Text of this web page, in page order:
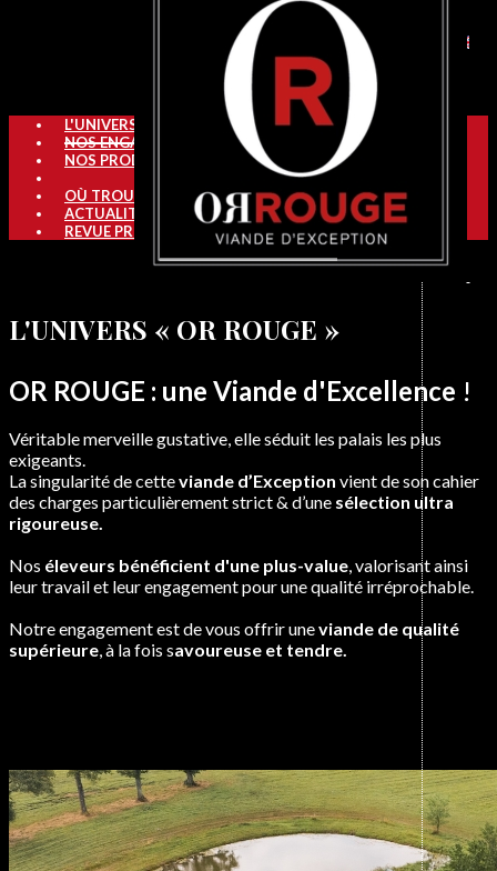
L'UNIVERS OR ROUGE
NOS ENGAGEMENTS
NOS PRODUITS
OÙ TROUVER OR ROUGE
ACTUALITÉS
REVUE PRESSE
L'UNIVERS « OR ROUGE »
OR ROUGE : une Viande d'Excellence !
Véritable merveille gustative, elle séduit les palais les plus
exigeants.
La singularité de cetteviande d’Exception vient de son cahier
des charges particulièrement strict & d’une sélection ultra
rigoureuse.
Nos éleveurs bénéficient d'une plus-value, valorisant ainsi
leur travail et leur engagement pour une qualité irréprochable.
Notre engagement est de vous offrir uneviande de qualité
supérieure, à la fois savoureuse et tendre.